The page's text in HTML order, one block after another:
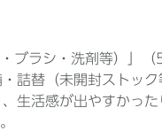
ブラシ・洗剤等）」
詰替（未開封ストック
生活感が出やすかっ